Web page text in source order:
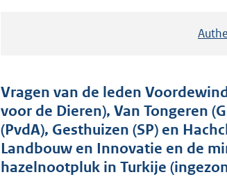
Vragen van de leden
voor de Dieren), Van Tongeren
(PvdA), Gesthuizen (SP) en
Landbouw en Innovatie en de
hazelnootpluk in Turkije